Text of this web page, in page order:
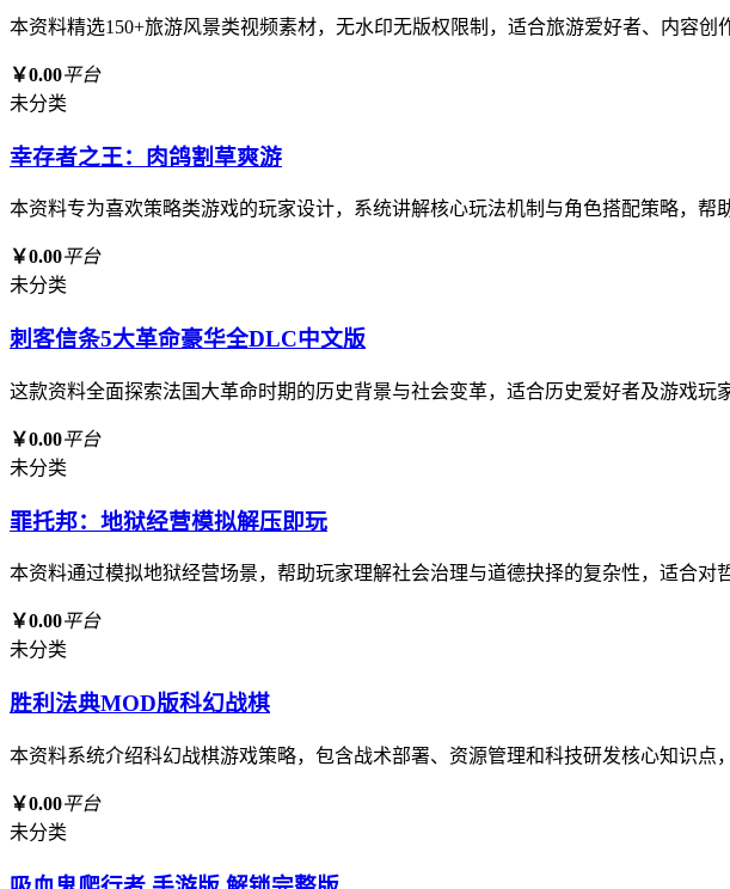
本资料精选150+旅游风景类视频素材，无水印无版权限制，适合旅游爱好者、内容
￥0.00平台
未分类
幸存者之王：肉鸽割草爽游
本资料专为喜欢策略类游戏的玩家设计，系统讲解核心玩法机制与角色搭配策略，
￥0.00平台
未分类
刺客信条5大革命豪华全DLC中文版
这款资料全面探索法国大革命时期的历史背景与社会变革，适合历史爱好者及游戏
￥0.00平台
未分类
罪托邦：地狱经营模拟解压即玩
本资料通过模拟地狱经营场景，帮助玩家理解社会治理与道德抉择的复杂性，适合
￥0.00平台
未分类
胜利法典MOD版科幻战棋
本资料系统介绍科幻战棋游戏策略，包含战术部署、资源管理和科技研发核心知识
￥0.00平台
未分类